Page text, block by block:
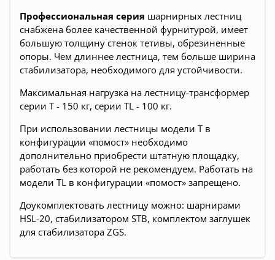
Профессиональная серия шарнирных лестниц
снабжена более качественной фурнитурой, имеет
большую толщину стенок тетивы, обрезиненные
опоры. Чем длиннее лестница, тем больше ширина
стабилизатора, необходимого для устойчивости.
Максимальная нагрузка на лестницу-трансформер
серии T - 150 кг, серии TL - 100 кг.
При использовании лестницы модели T в
конфигурации «помост» необходимо
дополнительно приобрести штатную площадку,
работать без которой не рекомендуем. Работать на
модели TL в конфигурации «помост» запрещено.
Доукомплектовать лестницу можно: шарнирами
HSL-20, стабилизатором STB, комплектом заглушек
для стабилизатора ZGS.